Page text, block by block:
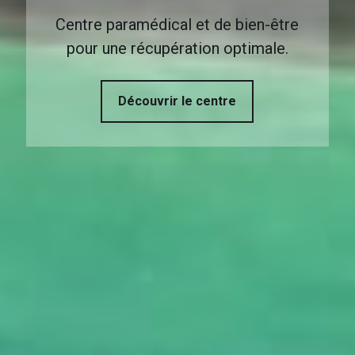
Centre paramédical et de bien-être
pour une récupération optimale.
Découvrir le centre